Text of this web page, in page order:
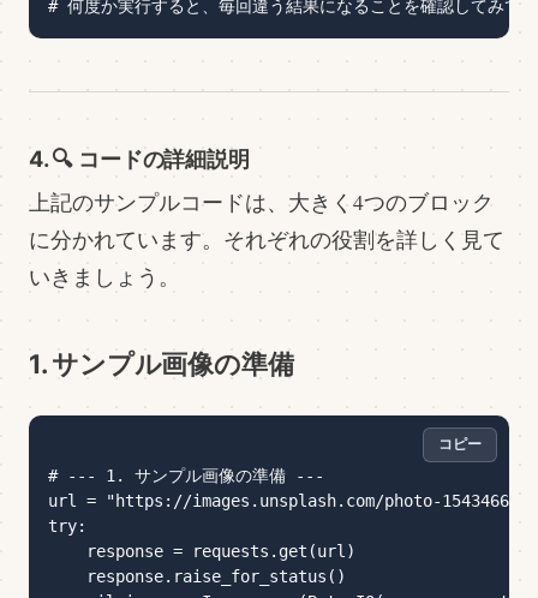
4. 🔍 コードの詳細説明
上記のサンプルコードは、大きく4つのブロック
に分かれています。それぞれの役割を詳しく見て
いきましょう。
1. サンプル画像の準備
コピー
# --- 1. サンプル画像の準備 ---
url = "https://images.unsplash.com/photo-1543466835-
try:
    response = requests.get(url)
    response.raise_for_status()